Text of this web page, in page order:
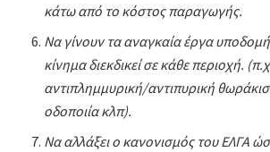
κάτω από το κόστος παραγωγής.
Να γίνουν τα αναγκαία έργα
κίνημα διεκδικεί σε κάθε περιοχή.
αντιπλημμυρική/αντιπυρική
οδοποιία κλπ).
Να αλλάξει ο κανονισμός του ΕΛΓΑ